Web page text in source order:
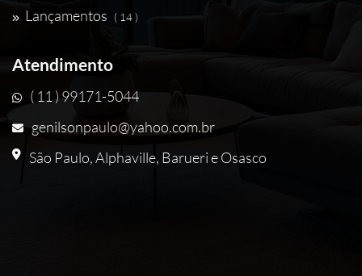
Lançamentos ( 14 )
Atendimento
( 11 ) 99171-5044
genilsonpaulo@yahoo.com.br
São Paulo, Alphaville, Barueri e Osasco